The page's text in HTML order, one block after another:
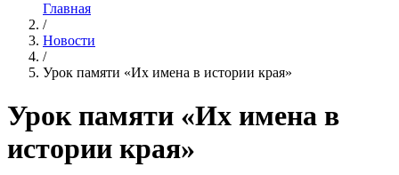
Главная
/
Новости
/
Урок памяти «Их имена в истории края»
Урок памяти «Их имена в
истории края»